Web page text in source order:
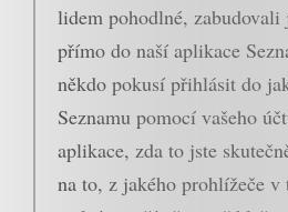
lidem pohodlné, zabudovali
přímo do naší aplikace
někdo pokusí přihlásit do
Seznamu pomocí vašeho
aplikace, zda to jste
na to, z jakého prohlížeče v